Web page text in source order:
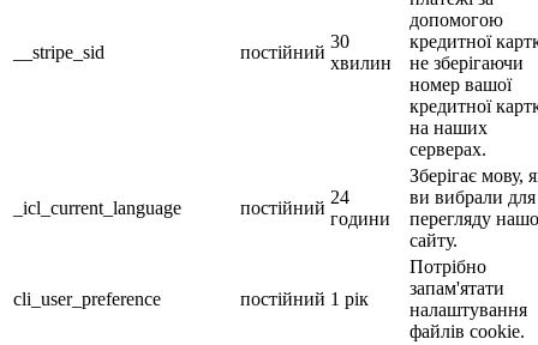
__stripe_sid постійний
30
хвилин
допомогою
кредитної
не зберігаючи
номер вашої
кредитної
на наших
серверах.
_icl_current_language постійний
24
години
Зберігає мову,
ви вибрали для
перегляду
сайту.
cli_user_preference постійний 1 рік
Потрібно
запам'ятати
налаштування
файлів cookie.